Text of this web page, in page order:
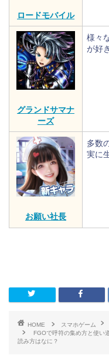
ロードモバイル
グランドサマナ
ーズ
様々
が好
お願い社長
多数
実に
HOME スマホゲーム
FGOで呼符の集め方と使い
読み方はなに？